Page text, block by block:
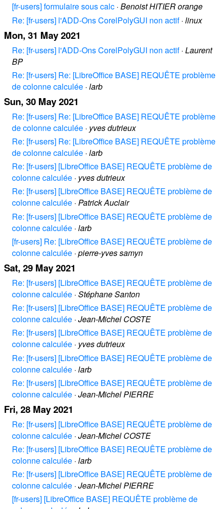
[fr-users] formulaire sous calc · Benoist HITIER orange
Re: [fr-users] l'ADD-Ons CorelPolyGUI non actif· linux
Mon, 31 May 2021
Re: [fr-users] l'ADD-Ons CorelPolyGUI non actif· Laurent
BP
Re: [fr-users] Re: [LibreOffice BASE] REQUÊTE problème
de colonne calculée · larb
Sun, 30 May 2021
Re: [fr-users] Re: [LibreOffice BASE] REQUÊTE problème
de colonne calculée · yves dutrieux
Re: [fr-users] Re: [LibreOffice BASE] REQUÊTE problème
de colonne calculée · larb
Re: [fr-users] [LibreOffice BASE] REQUÊTE problème de
colonne calculée · yves dutrieux
Re: [fr-users] [LibreOffice BASE] REQUÊTE problème de
colonne calculée · Patrick Auclair
Re: [fr-users] [LibreOffice BASE] REQUÊTE problème de
colonne calculée · larb
[fr-users] Re: [LibreOffice BASE] REQUÊTE problème de
colonne calculée · pierre-yves samyn
Sat, 29 May 2021
Re: [fr-users] [LibreOffice BASE] REQUÊTE problème de
colonne calculée · Stéphane Santon
Re: [fr-users] [LibreOffice BASE] REQUÊTE problème de
colonne calculée · Jean-Michel COSTE
Re: [fr-users] [LibreOffice BASE] REQUÊTE problème de
colonne calculée · yves dutrieux
Re: [fr-users] [LibreOffice BASE] REQUÊTE problème de
colonne calculée · larb
Re: [fr-users] [LibreOffice BASE] REQUÊTE problème de
colonne calculée · Jean-Michel PIERRE
Fri, 28 May 2021
Re: [fr-users] [LibreOffice BASE] REQUÊTE problème de
colonne calculée · Jean-Michel COSTE
Re: [fr-users] [LibreOffice BASE] REQUÊTE problème de
colonne calculée · larb
Re: [fr-users] [LibreOffice BASE] REQUÊTE problème de
colonne calculée · Jean-Michel PIERRE
[fr-users] [LibreOffice BASE] REQUÊTE problème de